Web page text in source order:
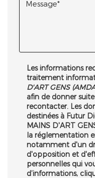
Les informations
traitement
D'ART GENS
afin de donner
recontacter. Les
destinées à Futur
MAINS D'ART
la réglementation
notamment d'un
d'opposition et
personnelles qui
d’informations,